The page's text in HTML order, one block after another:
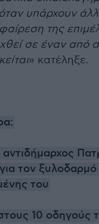
υπάρχουν
της
σε έναν από
» κατέληξε.
τον ξυλοδαρμό
του
10 οδηγούς